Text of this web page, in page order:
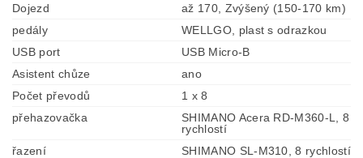
Dojezd
až 170, Zvýšený (150-170 km)
pedály
WELLGO, plast s odrazkou
USB port
USB Micro-B
Asistent chůze
ano
Počet převodů
1 x 8
přehazovačka
SHIMANO Acera RD-M360-L, 8
rychlostí
řazení
SHIMANO SL-M310, 8 rychlostí